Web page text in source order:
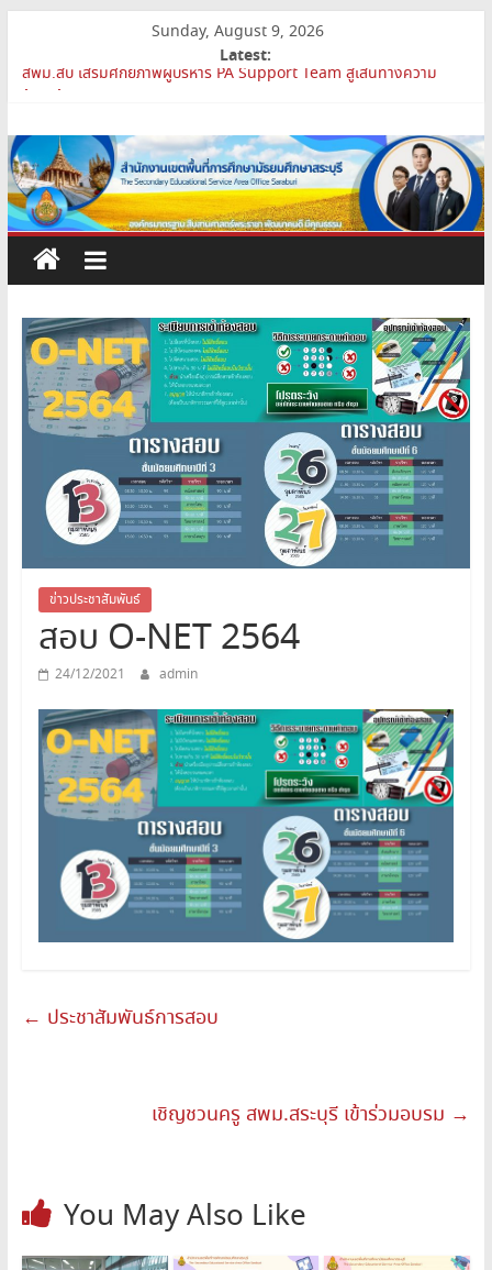
content
Sunday, August 9, 2026
Latest:
สพม.สบ เสริมศักยภาพผู้บริหาร PA Support Team สู่เส้นทางความ
for Education”
การย้ายข้าราชการครูและบุคลากรทางการศึกษา ตำแหน่งศึกษานิเทศก์
สพม.สบ ประชุมชี้แจงแนวทางการส่งเสริมความโปร่งใสในสำนักงานเขต
พื้นที่การศึกษา 2569
เปิดห้องเรียนและห้องปฏิบัติการแห่งอนาคต รร.สบว.
สำนักงาน
เขต
พื้นที่
การ
ศึกษา
มัธยมศึกษา
สระบุรี
สพม.สระบุรี,สพม.สบ,สำนักงาน
เขต
พื้นที่
การ
ศึกษา
มัธยมศึกษา
สระบุรี
ข่าวประชาสัมพันธ์
สอบ O-NET 2564
24/12/2021 admin
← ประชาสัมพันธ์การสอบ
เชิญชวนครู สพม.สระบุรี เข้าร่วมอบรม →
You May Also Like